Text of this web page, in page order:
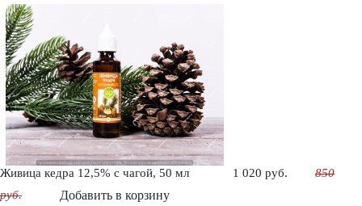
Живица кедра 12,5% с чагой, 50 мл 1 020 руб.
850
руб.
Добавить в корзину